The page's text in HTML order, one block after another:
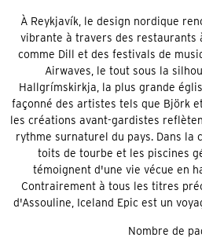
À Reykjavík, le design nordique
vibrante à travers des restaurants
comme Dill et des festivals de
Airwaves, le tout sous la
Hallgrímskirkja, la plus grande
façonné des artistes tels que Björk
les créations avant-gardistes
rythme surnaturel du pays. Dans la
toits de tourbe et les piscines
témoignent d'une vie vécue en
Contrairement à tous les titres
d'Assouline, Iceland Epic est un
Nombre de